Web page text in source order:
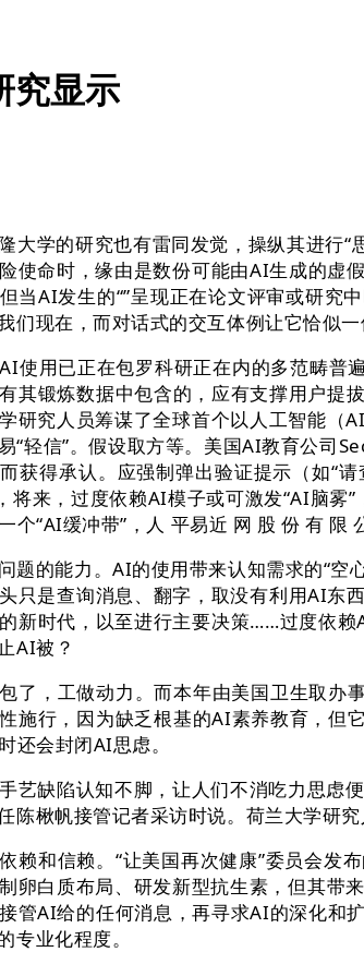
究显示
学的研究也有雷同发觉，操纵其进行“
使命时，缘由是数份可能由AI生成的虚
当AI发生的“”呈现正在论文评审或研究
们现在，而对话式的交互体例让它恰似一
用已正在包罗科研正在内的多范畴普遍
其锻炼数据中包含的，应有支撑用户提
研究人员筹谋了全球首个以人工智能
“轻信”。假设取方等。美国AI教育公司
获得承认。应强制弹出验证提示（如“
将来，过度依赖AI模子或可激发“AI脑
个“AI缓冲带”，人 平易近 网 股 份 有 限
的能力。AI的使用带来认知需求的“空
只是查询消息、翻字，取没有利用AI东
新时代，以至进行主要决策……过度依
AI被？
，工做动力。而本年由美国卫生取办
施行，因为缺乏根基的AI素养教育，但
还会封闭AI思虑。
缺陷认知不脚，让人们不消吃力思虑便
陈楸帆接管记者采访时说。荷兰大学研
和信赖。“让美国再次健康”委员会发
卵白质布局、研发新型抗生素，但其
管AI给的任何消息，再寻求AI的深化和
专业化程度。